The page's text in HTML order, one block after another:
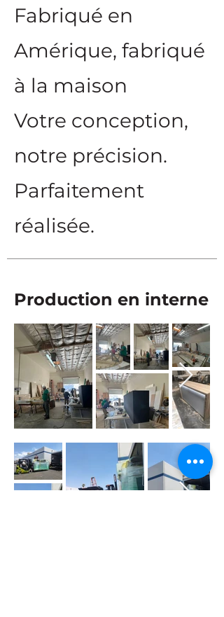
Fabriqué en
Amérique, fabriqué
à la maison
Votre conception,
notre précision.
Parfaitement
réalisée.
Production en interne